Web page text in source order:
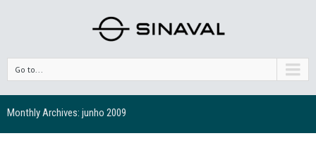
Go to...
Monthly Archives: junho 2009